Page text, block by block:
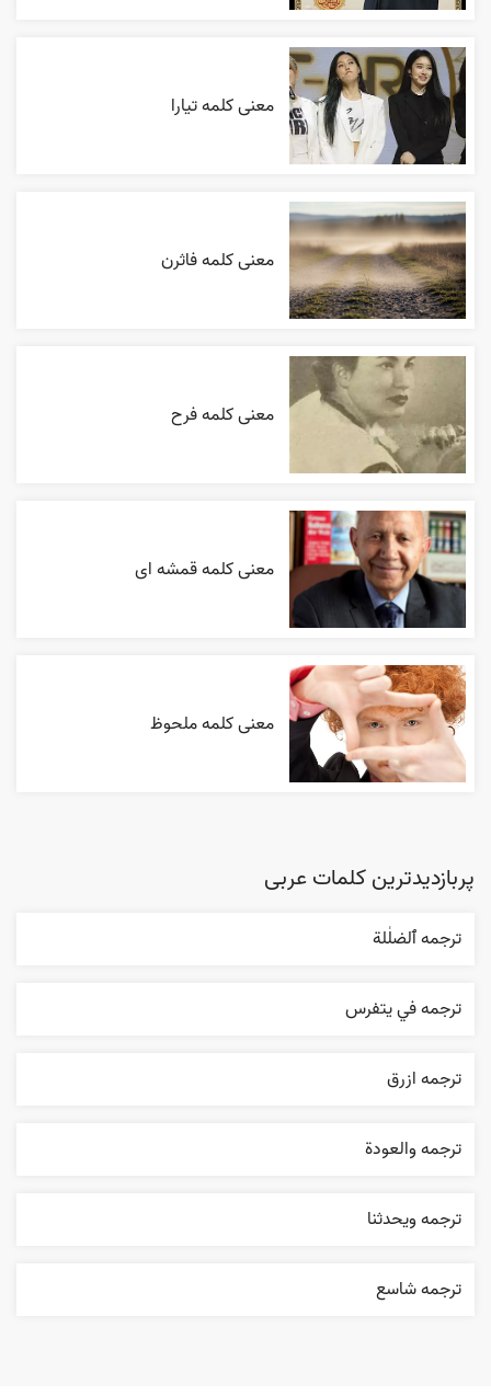
معنی کلمه تیارا
معنی کلمه فاثرن
معنی کلمه فرح
معنی کلمه قمشه ای
معنی کلمه ملحوظ
پربازدیدترین کلمات عربی
ترجمه ٱلضلٰلة
ترجمه في يتفرس
ترجمه ازرق
ترجمه والعودة
ترجمه ويحدثنا
ترجمه شاسع